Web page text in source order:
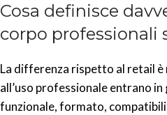
Cosa definisce
corpo professionali
La differenza rispetto al retail
all’uso professionale entrano
funzionale, formato,